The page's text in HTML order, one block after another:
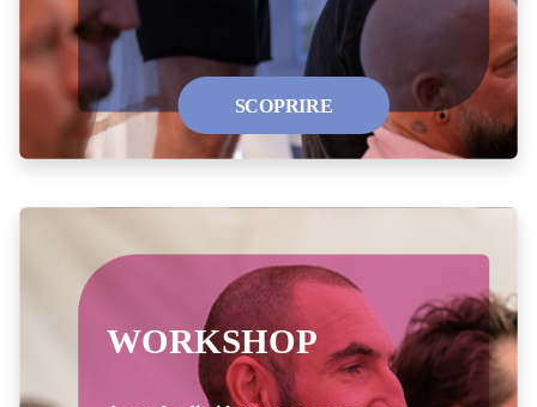
SCOPRIRE
WORKSHOP